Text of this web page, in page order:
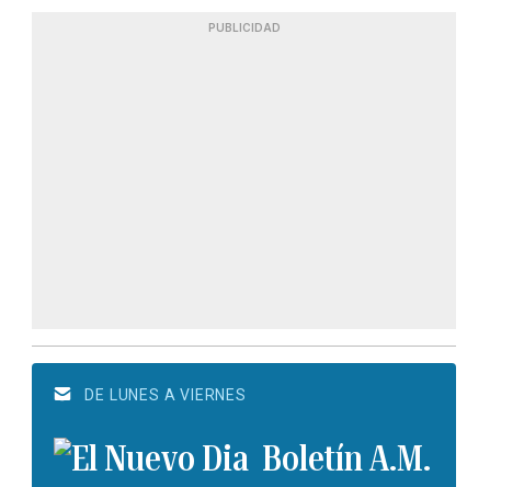
PUBLICIDAD
DE LUNES A VIERNES
Boletín A.M.